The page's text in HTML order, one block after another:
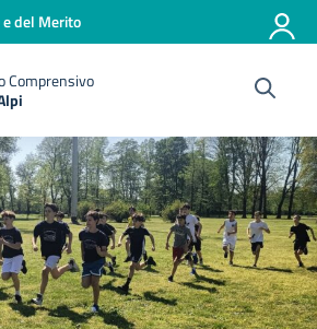
del Merito
Comprensivo